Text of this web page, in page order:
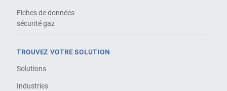
Fiches de données
sécurité gaz
TROUVEZ VOTRE SOLUTION
Solutions
Industries